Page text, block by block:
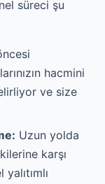
süreci şu
hacmini
ve size
Uzun yolda
karşı